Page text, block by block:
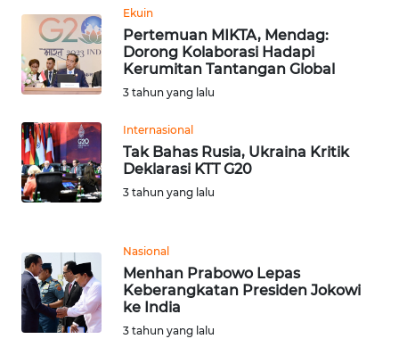
Ekuin
Pertemuan MIKTA, Mendag:
Dorong Kolaborasi Hadapi
Kerumitan Tantangan Global
3 tahun yang lalu
Internasional
Tak Bahas Rusia, Ukraina Kritik
Deklarasi KTT G20
3 tahun yang lalu
Nasional
Menhan Prabowo Lepas
Keberangkatan Presiden Jokowi
ke India
3 tahun yang lalu
WN
TAPANULI
TENGAH
SERDANG
WN
TEBING
TINGGI
WN
PAKPAK
WN